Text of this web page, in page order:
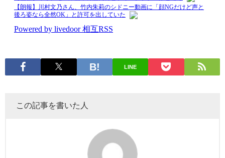
LINE
この記事を書いた人